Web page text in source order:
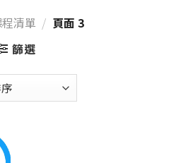
清單 / 頁面 3
篩選